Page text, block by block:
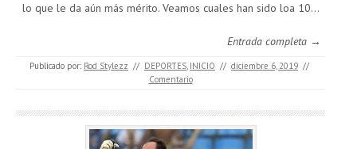
lo que le da aún más mérito. Veamos cuales han sido loa 10…
Entrada completa →
Publicado por: Rod Stylezz // DEPORTES, INICIO // diciembre 6, 2019 //
Comentario